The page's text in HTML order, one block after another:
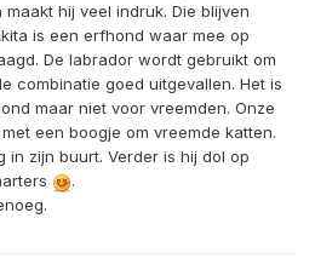
hij veel indruk. Die blijven
is een erfhond waar mee op
De labrador wordt gebruikt om
combinatie goed uitgevallen. Het is
maar niet voor vreemden. Onze
een boogje om vreemde katten.
in zijn buurt. Verder is hij dol op
.